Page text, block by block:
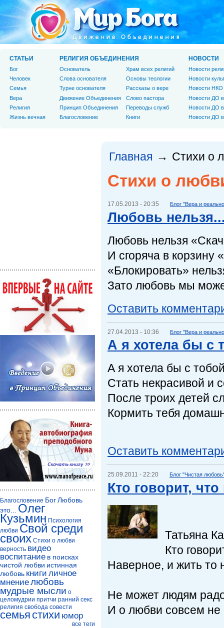
Главная → Стихи о
Стихи о
17.05.2013 - 20:35 Блог "Вера и
Любовь
Любовь нельзя
И сгоряча в корзину
«Блокировать»
Зато любовь мы
Оставить
27.04.2013 - 10:36 Блог "Вера и
А я хотела бы с
А я хотела бы с
Стать некрасивой и
После троих детей
Кормить тебя
Оставить
25.09.2011 - 22:20 Блог "Чистая
Кто говорит,
Татьяна
Кто
Наверное, и жить то
Не может людям
И о любви совсем не
СТАТЬИ
Бог
Человек
Cемья
Вера
Религия
Жизнь вечная
РЕЛИГИЯ ОБЪЕДИНЕНИЯ
Основатель
Слова основателя
Турне основателя
Движение Объединения
Принцип Объединения
Благословение
Храм всех религий
Основы теологии
Рассказы о вере
Слово пастора
Переводы служб
Книги
НОВОСТИ
Новости
Новости
Новости НКО
Новости ДО
Новости ДО
Новости ДО
Благословение БогЛюбовь
это...
Олег
Кузьмин Психология
любви Свой среди
своих Стихи о любви
верность видео
воспитание в поисках
чистой любви истинная
любовь книги личное
мнениелюбовь
мудрые мысли о
целомудрии притчи ранний секс
религия свобода совести
семья стихи юмор
все теги